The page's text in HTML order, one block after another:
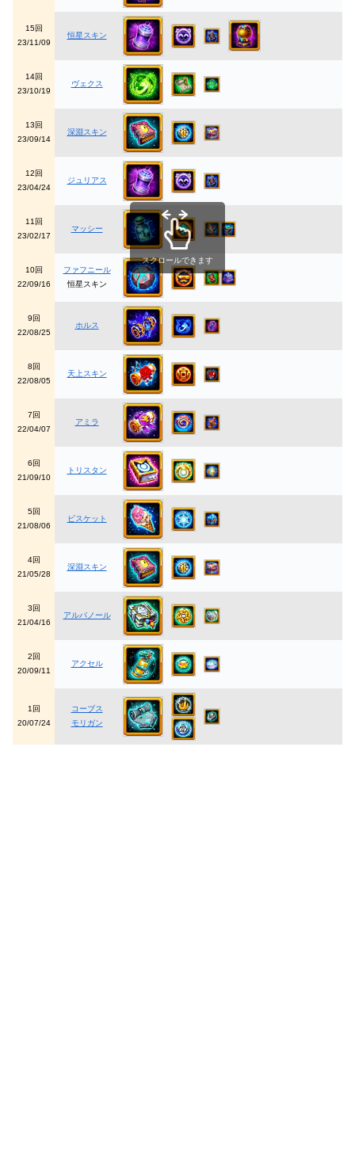
15回
23/11/09
恒星スキン
14回
23/10/19
ヴェクス
13回
23/09/14
深淵スキン
12回
23/04/24
ジュリアス
11回
23/02/17
マッシー
10回
22/09/16
ファフニール
恒星スキン
9回
22/08/25
ホルス
8回
22/08/05
天上スキン
7回
22/04/07
アミラ
6回
21/09/10
トリスタン
5回
21/08/06
ビスケット
4回
21/05/28
深淵スキン
3回
21/04/16
アルバノール
2回
20/09/11
アクセル
1回
20/07/24
コーブス
モリガン
スクロールできます